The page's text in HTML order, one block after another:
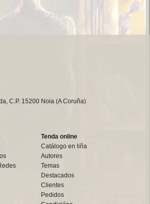
C.P. 15200 Noia (A Coruña)
Tenda online
Catálogo en liña
Autores
Temas
Destacados
Clientes
Pedidos